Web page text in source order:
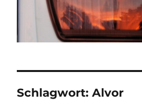
Schlagwort:Alvor